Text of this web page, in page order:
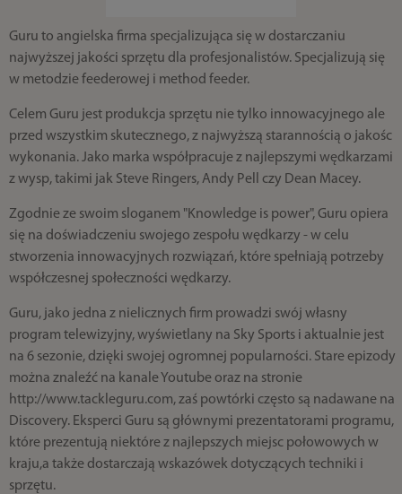
Guru to angielska firma specjalizująca się w dostarczaniu
najwyższej jakości sprzętu dla profesjonalistów. Specjalizują się
w metodzie feederowej i method feeder.
Celem Guru jest produkcja sprzętu nie tylko innowacyjnego ale
przed wszystkim skutecznego, z najwyższą starannością o jakośc
wykonania. Jako marka współpracuje z najlepszymi wędkarzami
z wysp, takimi jak Steve Ringers, Andy Pell czy Dean Macey.
Zgodnie ze swoim sloganem "Knowledge is power", Guru opiera
się na doświadczeniu swojego zespołu wędkarzy - w celu
stworzenia innowacyjnych rozwiązań, które spełniają potrzeby
współczesnej społeczności wędkarzy.
Guru, jako jedna z nielicznych firm prowadzi swój własny
program telewizyjny, wyświetlany na Sky Sports i aktualnie jest
na 6 sezonie, dzięki swojej ogromnej popularności. Stare epizody
można znaleźć na kanale Youtube oraz na stronie
http://www.tackleguru.com, zaś powtórki często są nadawane na
Discovery. Eksperci Guru są głównymi prezentatorami programu,
które prezentują niektóre z najlepszych miejsc połowowych w
kraju,a także dostarczają wskazówek dotyczących techniki i
sprzętu.